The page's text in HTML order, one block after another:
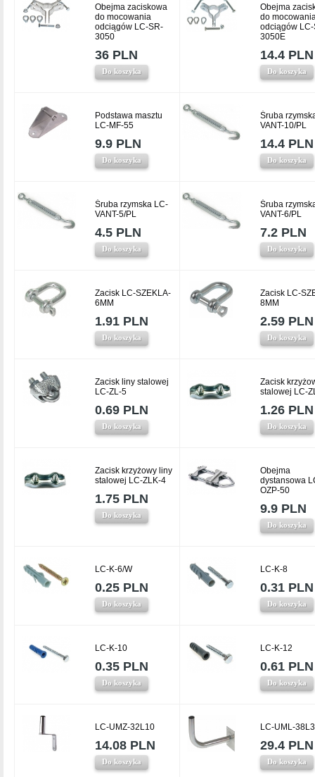
Obejma zaciskowa
do mocowania
odciągów LC-SR-
3050
36 PLN
Do koszyka
Obejma
do
odciągów
3050E
14.4 PLN
Do koszyka
Podstawa masztu
LC-MF-55
9.9 PLN
Do koszyka
Śruba
VANT-10/PL
14.4 PLN
Do koszyka
Śruba rzymska LC-
VANT-5/PL
4.5 PLN
Do koszyka
Śruba
VANT-6/PL
7.2 PLN
Do koszyka
Zacisk LC-SZEKLA-
6MM
1.91 PLN
Do koszyka
Zacisk LC-
8MM
2.59 PLN
Do koszyka
Zacisk liny stalowej
LC-ZL-5
0.69 PLN
Do koszyka
Zacisk
stalowej LC-
1.26 PLN
Do koszyka
Zacisk krzyżowy liny
stalowej LC-ZLK-4
1.75 PLN
Do koszyka
Obejma
dystansowa
OZP-50
9.9 PLN
Do koszyka
LC-K-6/W
0.25 PLN
Do koszyka
LC-K-8
0.31 PLN
Do koszyka
LC-K-10
0.35 PLN
Do koszyka
LC-K-12
0.61 PLN
Do koszyka
LC-UMZ-32L10
14.08 PLN
Do koszyka
LC-UML-
29.4 PLN
Do koszyka